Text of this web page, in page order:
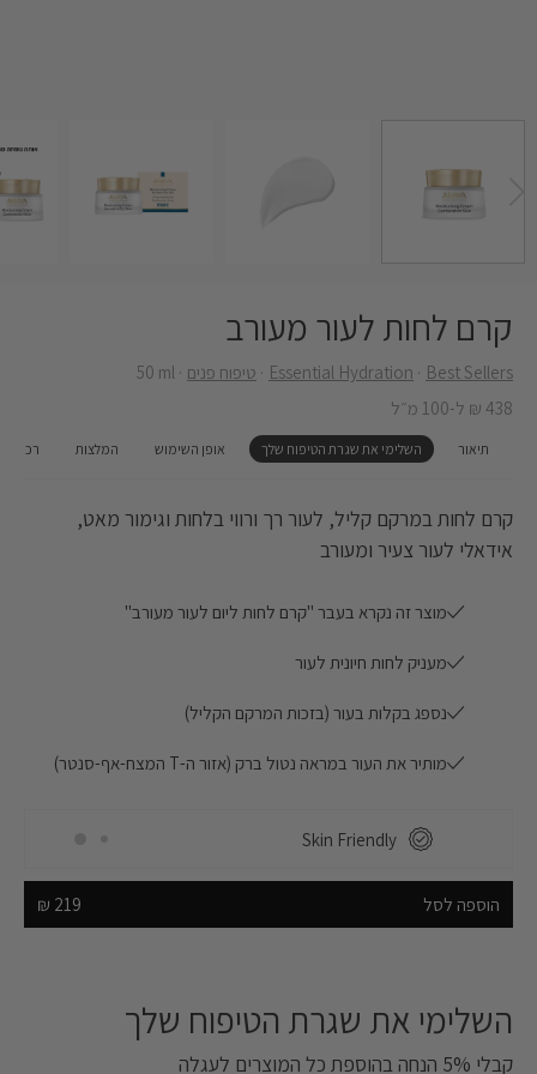
קרם לחות לעור מעורב
Best Sellers
Essential Hydration טיפוח פנים ‎50 ml
438 ₪ ל-100 מ״ל
תיאור השלימי את שגרת הטיפוח שלך‎ אופן השימוש המלצות רכיבים
קרם לחות במרקם קליל, לעור רך ורווי בלחות וגימור מאט,
אידאלי לעור צעיר ומעורב
מוצר זה נקרא בעבר "קרם לחות ליום לעור מעורב"
מעניק לחות חיונית לעור
נספג בקלות בעור (בזכות המרקם הקליל)
מותיר את העור במראה נטול ברק (אזור ה-T המצח-אף-סנטר)
Skin Friendly
Skin Friendly
הוספה לסל 219 ₪
השלימי את שגרת הטיפוח שלך‎
קבלי 5% הנחה בהוספת כל המוצרים לעגלה‎